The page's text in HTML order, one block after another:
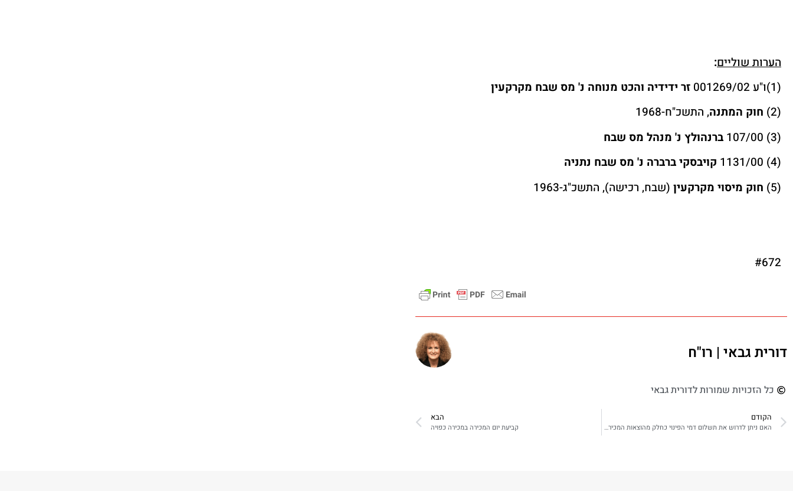
הערות שוליים:
(1)
ו"ע 001269/02
זר ידידיה והכט מנוחה נ' מס שבח מקרקעין
(2)
חוק המתנה, התשכ"ח-1968
(3) 107/00
ברנהולץ נ' מנהל מס שבח
(4) 1131/00
קויבסקי ברברה נ' מס שבח נתניה
(5)
חוק מיסוי מקרקעין (שבח, רכישה), התשכ"ג-1963
#672
דורית גבאי | רו"ח
כל הזכויות שמורות לדורית גבאי
הקודם
האם ניתן לדרוש את תשלום דמי הפינוי כחלק מהוצאות המכירה ולהפחית השבח?
הבא
קביעת יום המכירה במכירה כפויה